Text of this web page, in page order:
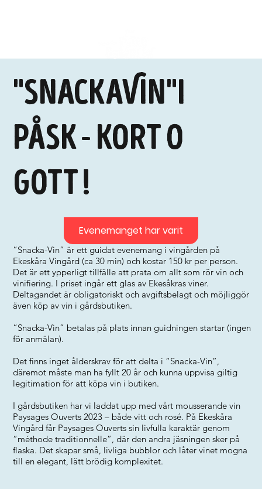
"SnackaVin"i
Påsk - kort o
gott !
“Snacka-Vin” är ett guidat evenemang i vingården på
Ekeskåra Vingård (ca 30 min) och kostar 150 kr per person.
Det är ett ypperligt tillfälle att prata om allt som rör vin och
vinifiering. I priset ingår ett glas av Ekesåkras viner.
Deltagandet är obligatoriskt och avgiftsbelagt och möjliggör
även köp av vin i gårdsbutiken.
“Snacka-Vin” betalas på plats innan guidningen startar (ingen
för anmälan).
Det finns inget ålderskrav för att delta i “Snacka-Vin”,
däremot måste man ha fyllt 20 år och kunna uppvisa giltig
legitimation för att köpa vin i butiken.
I gårdsbutiken har vi laddat upp med vårt mousserande vin
Paysages Ouverts 2023 – både vitt och rosé. På Ekeskåra
Vingård får Paysages Ouverts sin livfulla karaktär genom
“méthode traditionnelle”, där den andra jäsningen sker på
flaska. Det skapar små, livliga bubblor och låter vinet mogna
till en elegant, lätt brödig komplexitet.
Evenemanget har varit